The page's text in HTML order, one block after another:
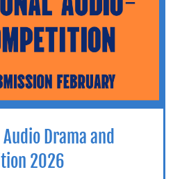
Drama and
2026